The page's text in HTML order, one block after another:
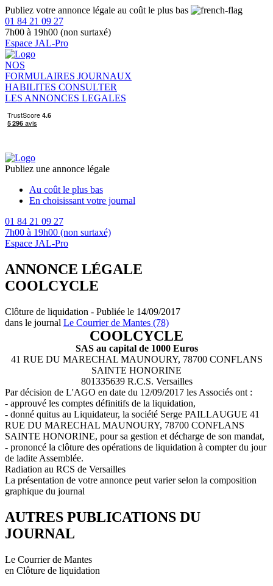
Publiez votre annonce légale au coût le plus bas
01 84 21 09 27
7h00 à 19h00 (non surtaxé)
Espace JAL-Pro
NOS
FORMULAIRES JOURNAUX
HABILITES CONSULTER
LES ANNONCES LEGALES
Publiez une annonce légale
Au coût le plus bas
En choisissant votre journal
01 84 21 09 27
7h00 à 19h00 (non surtaxé)
Espace JAL-Pro
ANNONCE LÉGALE
COOLCYCLE
Clôture de liquidation - Publiée le 14/09/2017
dans le journal Le Courrier de Mantes (78)
COOLCYCLE
SAS au capital de 1000 Euros
41 RUE DU MARECHAL MAUNOURY, 78700 CONFLANS
SAINTE HONORINE
801335639 R.C.S. Versailles
Par décision de L'AGO en date du 12/09/2017 les Associés ont :
- approuvé les comptes définitifs de la liquidation,
- donné quitus au Liquidateur, la société Serge PAILLAUGUE 41
RUE DU MARECHAL MAUNOURY, 78700 CONFLANS
SAINTE HONORINE, pour sa gestion et décharge de son mandat,
- prononcé la clôture des opérations de liquidation à compter du jour
de ladite Assemblée.
Radiation au RCS de Versailles
La présentation de votre annonce peut varier selon la composition
graphique du journal
AUTRES PUBLICATIONS DU
JOURNAL
Le Courrier de Mantes
en Clôture de liquidation